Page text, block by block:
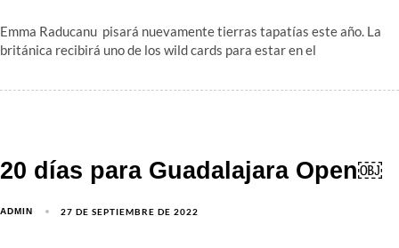
Emma Raducanu pisará nuevamente tierras tapatías este año. La
británica recibirá uno de los wild cards para estar en el
20 días para Guadalajara Open￼
ADMIN 27 DE SEPTIEMBRE DE 2022